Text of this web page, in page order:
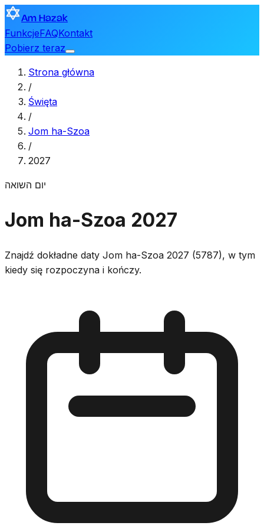
Am Hazak
FunkcjeFAQKontakt
Pobierz teraz
Strona główna
/
Święta
/
Jom ha-Szoa
/
2027
יום השואה
Jom ha-Szoa 2027
Znajdź dokładne daty Jom ha-Szoa 2027 (5787), w tym
kiedy się rozpoczyna i kończy.